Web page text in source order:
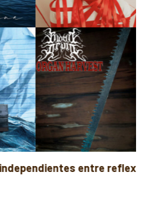
entre reflexión y